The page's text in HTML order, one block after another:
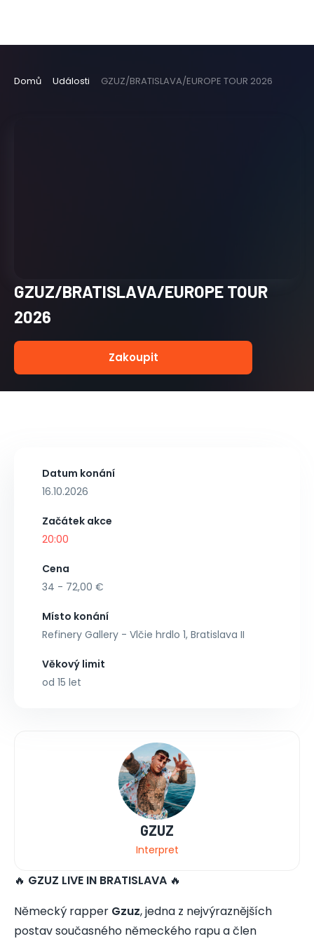
Domů Události GZUZ/BRATISLAVA/EUROPE TOUR 2026
GZUZ/BRATISLAVA/EUROPE TOUR
2026
Zakoupit
Datum konání
16.10.2026
Začátek akce
20:00
Cena
34 - 72,00 €
Místo konání
Refinery Gallery - Vlčie hrdlo 1, Bratislava II
Věkový limit
od 15 let
GZUZ
Interpret
🔥 GZUZ LIVE IN BRATISLAVA 🔥
Německý rapper Gzuz, jedna z nejvýraznějších
postav současného německého rapu a člen